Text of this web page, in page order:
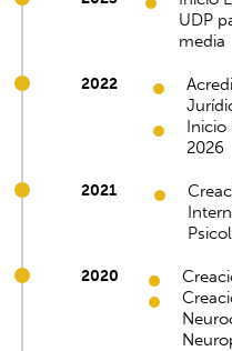
UDP
media
2022
Inicio
2026
2021
2020